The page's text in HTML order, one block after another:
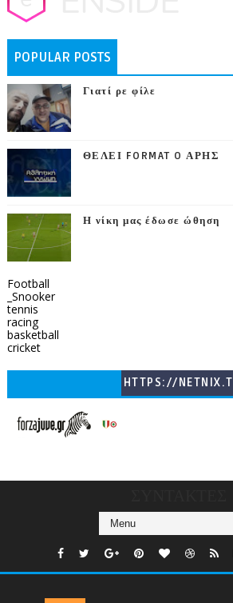
POPULAR POSTS
Γιατί ρε φίλε
ΘΕΛΕΙ FORMAT O ΑΡΗΣ
Η νίκη μας έδωσε ώθηση
Football
_Snooker
tennis
racing
basketball
cricket
HTTPS://NETNIX.T